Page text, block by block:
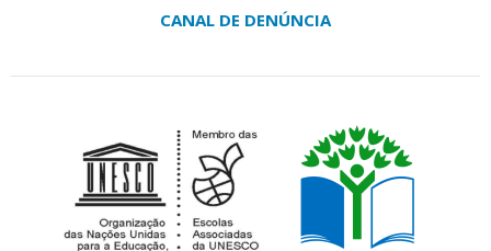
CANAL DE DENÚNCIA